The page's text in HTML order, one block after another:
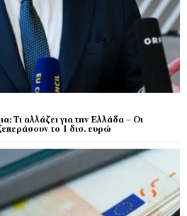
Τι αλλάζει για την Ελλάδα – Οι
το 1 δισ. ευρώ